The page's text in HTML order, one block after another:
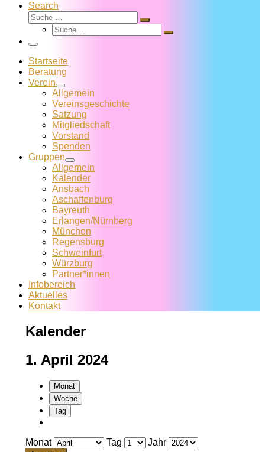
Search
Suche
Suche
Suche
Suche
Menü
Startseite
Beratung
Verein
Allgemein
Vereins­geschichte
Satzung
Mitglied­schaft
Vorstand
Spenden
Gruppen
Allgemein
Kalender
Ansbach
Aschaffenburg
Bayreuth
Erlangen/Nürnberg
München
Regensburg
Schweinfurt
Würzburg
Partner*innen
Infobereich
Aktuelles
Kontakt
Kalender
1. April 2024
Monat
Woche
Tag
Monat Tag Jahr